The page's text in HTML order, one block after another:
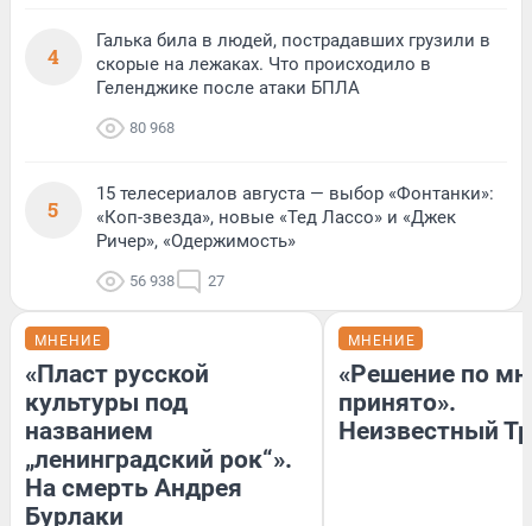
4
Галька била в людей, пострадавших грузили в
скорые на лежаках. Что происходило в
Геленджике после атаки БПЛА
80 968
5
15 телесериалов августа — выбор «Фонтанки»:
«Коп-звезда», новые «Тед Лассо» и «Джек
Ричер», «Одержимость»
56 938 27
МНЕНИЕ
«Пласт русской
культуры под
названием
„ленинградский рок“».
На смерть Андрея
Бурлаки
МНЕНИЕ
«Решение по
принято».
Неизвестный